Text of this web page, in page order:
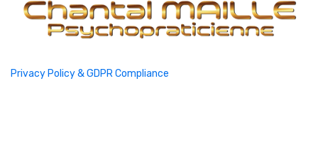
Privacy Policy & GDPR Compliance